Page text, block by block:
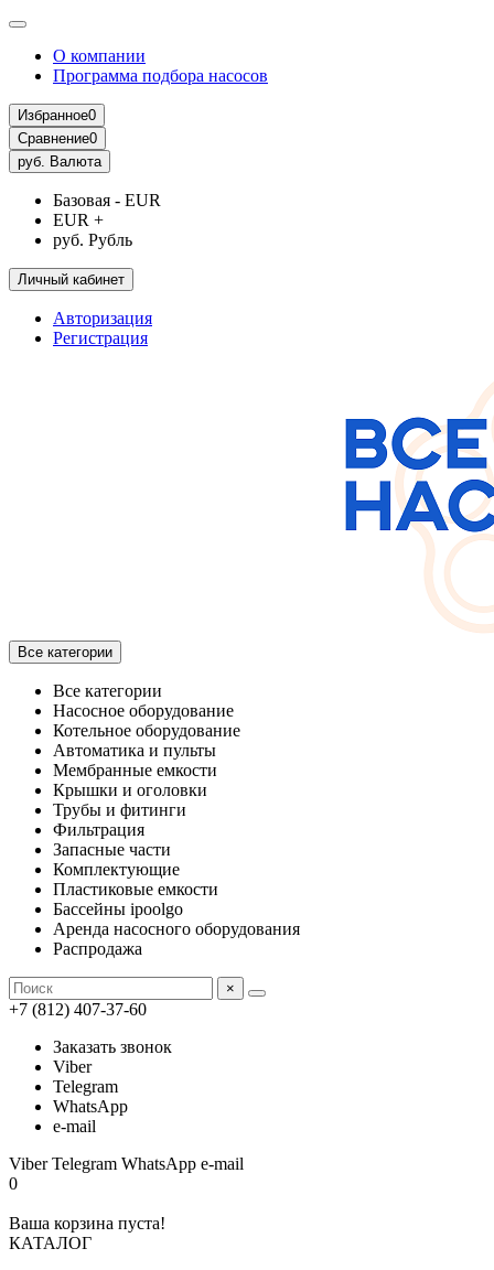
О компании
Программа подбора насосов
Избранное0
Сравнение0
руб. Валюта
Базовая - EUR
EUR +
руб. Рубль
Личный кабинет
Авторизация
Регистрация
Все категории
Все категории
Насосное оборудование
Котельное оборудование
Автоматика и пульты
Мембранные емкости
Крышки и оголовки
Трубы и фитинги
Фильтрация
Запасные части
Комплектующие
Пластиковые емкости
Бассейны ipoolgo
Аренда насосного оборудования
Распродажа
×
+7 (812) 407-37-60
Заказать звонок
Viber
Telegram
WhatsApp
e-mail
ViberTelegram WhatsApp e-mail
0
Ваша корзина пуста!
КАТАЛОГ